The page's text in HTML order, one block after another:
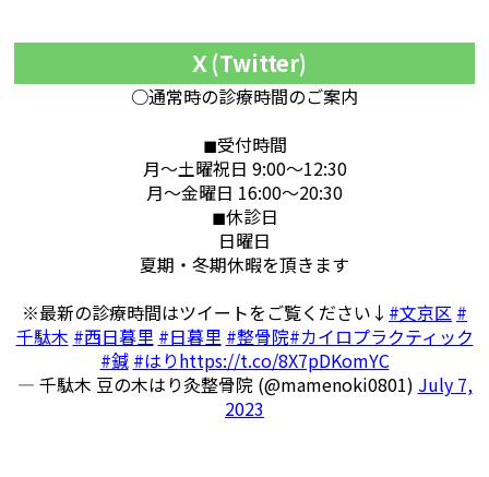
Ｘ(Twitter)
○通常時の診療時間のご案内
◼︎受付時間
月〜土曜祝日 9:00〜12:30
月〜金曜日 16:00〜20:30
◼︎休診日
日曜日
夏期・冬期休暇を頂きます
※最新の診療時間はツイートをご覧ください↓ #文京区 #
千駄木 #西日暮里 #日暮里 #整骨院#カイロプラクティック
#鍼 #はりhttps://t.co/8X7pDKomYC
— 千駄木 豆の木はり灸整骨院 (@mamenoki0801) July 7,
2023